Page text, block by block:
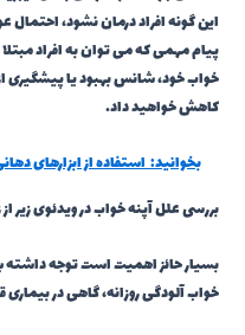
پیام مهمی که می توان به افراد
خواب خود، شانس بهبود یا پیشگیری
کاهش خواهید داد.
بخوانید:استفاده از ابزارهای
بررسی علل آپنه خواب در ویدئوی زیر
بسیار حائز اهمیت است توجه داشته
خواب آلودگی روزانه، گاهی در